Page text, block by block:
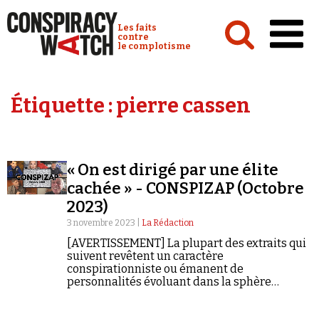
Conspiracy Watch :
Les faits
contre
le complotisme
Analyses
Vidéos
Émissions
Revues de presse
Étiquette :pierre cassen
« On est dirigé par une élite
cachée » - CONSPIZAP (Octobre
2023)
3 novembre 2023 | La Rédaction
[AVERTISSEMENT] La plupart des extraits qui
suivent revêtent un caractère
conspirationniste ou émanent de
personnalités évoluant dans la sphère